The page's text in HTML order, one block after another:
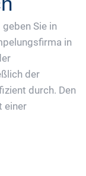
Sie in
in
der
durch. Den
einer